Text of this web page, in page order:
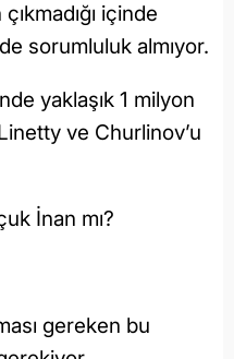
içinde
sorumluluk almıyor.
yaklaşık 1 milyon
ve Churlinov’u
İnan mı?
gereken bu